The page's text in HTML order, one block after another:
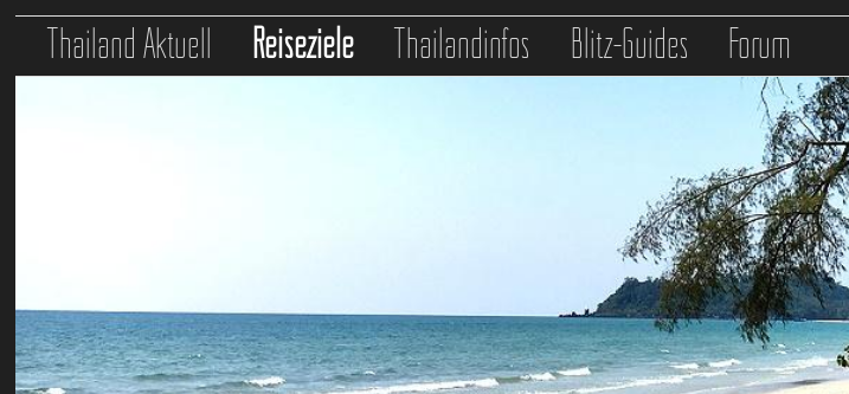
Thailand Aktuell Reiseziele Thailandinfos Blitz-Guides Forum